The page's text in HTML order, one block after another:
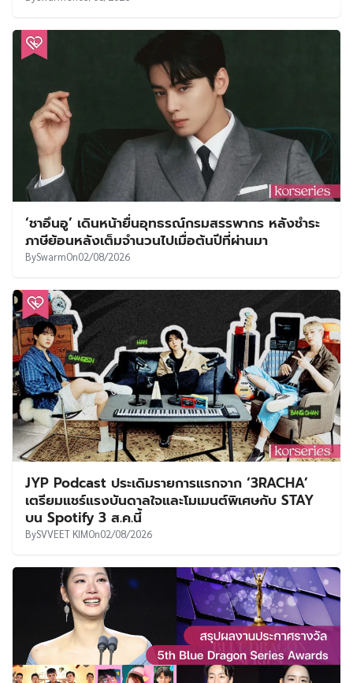
‘ชาอึนอู’ เดินหน้ายื่นอุทธรณ์กรมสรรพากร หลังชำระ
ภาษีย้อนหลังเต็มจำนวนไปเมื่อต้นปีที่ผ่านมา
BySwarmOn02/08/2026
JYP Podcast ประเดิมรายการแรกจาก ‘3RACHA’
เตรียมแชร์แรงบันดาลใจและโมเมนต์พิเศษกับ STAY
บน Spotify 3 ส.ค.นี้
BySVVEET KIMOn02/08/2026